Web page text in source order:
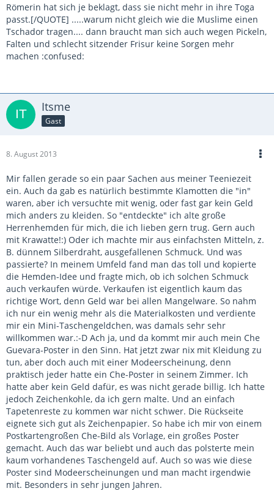
Römerin hat sich je beklagt, dass sie nicht mehr in ihre Toga
passt.[/QUOTE] .....warum nicht gleich wie die Muslime einen
Tschador tragen.... dann braucht man sich auch wegen Pickeln,
Falten und schlecht sitzender Frisur keine Sorgen mehr
machen :confused:
Itsme
Gast
8. August 2013
Mir fallen gerade so ein paar Sachen aus meiner Teeniezeit
ein. Auch da gab es natürlich bestimmte Klamotten die "in"
waren, aber ich versuchte mit wenig, oder fast gar kein Geld
mich anders zu kleiden. So "entdeckte" ich alte große
Herrenhemden für mich, die ich lieben gern trug. Gern auch
mit Krawatte!:) Oder ich machte mir aus einfachsten Mitteln, z.
B. dünnem Silberdraht, ausgefallenen Schmuck. Und was
passierte? In meinem Umfeld fand man das toll und kopierte
die Hemden-Idee und fragte mich, ob ich solchen Schmuck
auch verkaufen würde. Verkaufen ist eigentlich kaum das
richtige Wort, denn Geld war bei allen Mangelware. So nahm
ich nur ein wenig mehr als die Materialkosten und verdiente
mir ein Mini-Taschengeldchen, was damals sehr sehr
willkommen war.:-D Ach ja, und da kommt mir auch mein Che
Guevara-Poster in den Sinn. Hat jetzt zwar nix mit Kleidung zu
tun, aber doch auch mit einer Modeerscheinung, denn
praktisch jeder hatte ein Che-Poster in seinem Zimmer. Ich
hatte aber kein Geld dafür, es was nicht gerade billig. Ich hatte
jedoch Zeichenkohle, da ich gern malte. Und an einfach
Tapetenreste zu kommen war nicht schwer. Die Rückseite
eignete sich gut als Zeichenpapier. So habe ich mir von einem
Postkartengroßen Che-Bild als Vorlage, ein großes Poster
gemacht. Auch das war beliebt und auch das polsterte mein
kaum vorhandenes Taschengeld auf. Auch so was wie diese
Poster sind Modeerscheinungen und man macht irgendwie
mit. Besonders in sehr jungen Jahren.